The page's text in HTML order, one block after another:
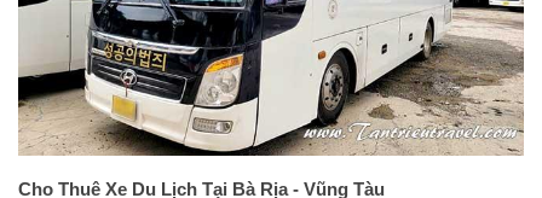
Cho Thuê Xe Du Lịch Tại Bà Rịa - Vũng Tàu